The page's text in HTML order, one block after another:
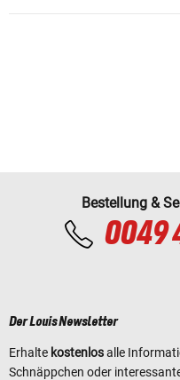
Bestellung &
0049
Der Louis Newsletter
Erhalte kostenlosalle
Schnäppchen oder